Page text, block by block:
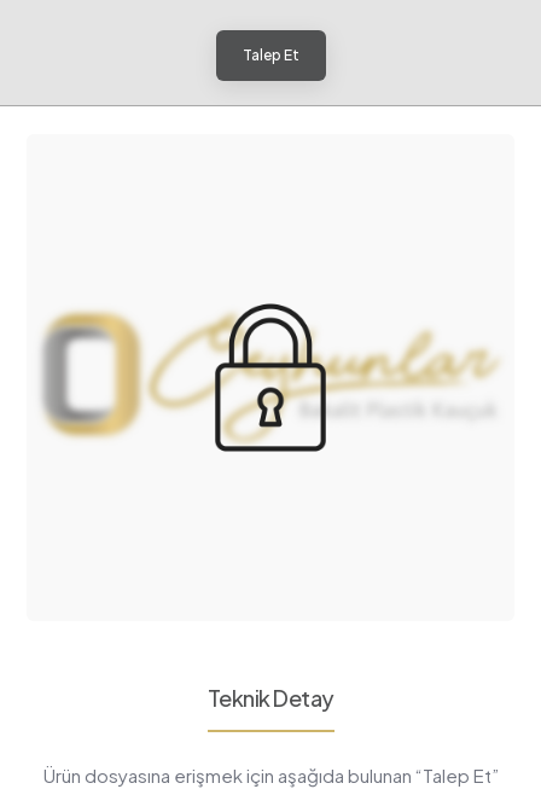
Talep Et
Teknik Detay
Ürün dosyasına erişmek için aşağıda bulunan “Talep Et”